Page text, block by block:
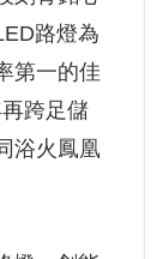
路燈為
第一的佳
跨足儲
浴火鳳凰